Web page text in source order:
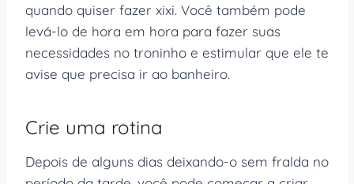
quando quiser fazer xixi. Você também pode
levá-lo de hora em hora para fazer suas
necessidades no troninho e estimular que ele te
avise que precisa ir ao banheiro.
Crie uma rotina
Depois de alguns dias deixando-o sem fralda no